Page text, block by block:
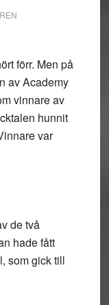
förr. Men på
av Academy
vinnare av
hunnit
var
de två
hade fått
som gick till